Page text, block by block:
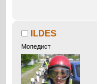
ILDES
Мопедист